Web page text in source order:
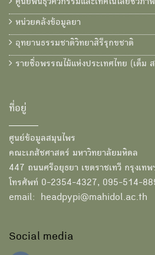
ศูนย์พันธุวิศวกรรมและเทคโนโลยีชีวภา
หน่วยคลังข้อมูลยา
อุทยานธรรมชาติวิทยาสิรีรุกขชาติ
รายชื่อพรรณไม้แห่งประเทศไทย (เต็ม
ที่อยู่
ศูนย์ข้อมูลสมุนไพร
คณะเภสัชศาสตร์ มหาวิทยาลัยมหิดล
447 ถนนศรีอยุธยา เขตราชเทวี กรุงเท
โทรศัพท์ 0-2354-4327, 095-514-
email: headpypi@mahidol.ac.th
Social media